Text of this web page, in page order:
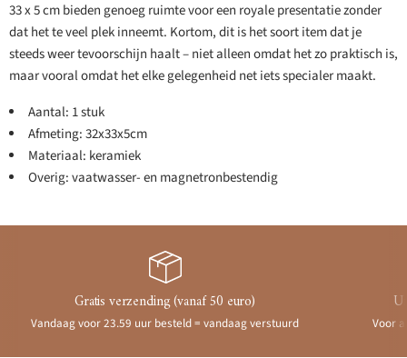
33 x 5 cm bieden genoeg ruimte voor een royale presentatie zonder
dat het te veel plek inneemt. Kortom, dit is het soort item dat je
steeds weer tevoorschijn haalt – niet alleen omdat het zo praktisch is,
maar vooral omdat het elke gelegenheid net iets specialer maakt.
Aantal: 1 stuk
Afmeting: 32x33x5cm
Materiaal: keramiek
Overig: vaatwasser- en magnetronbestendig
Gratis verzending (vanaf 50 euro)
Vandaag voor 23.59 uur besteld = vandaag verstuurd Voor